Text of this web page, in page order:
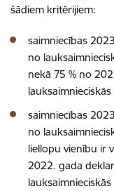
šādiem kritērijiem:
saimniecības
no
nekā 75 % no
saimniecības
no
liellopu vienību ir
2022. gada